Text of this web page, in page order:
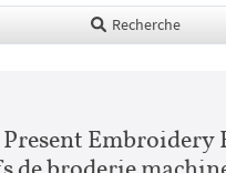
Recherche
Embroidery